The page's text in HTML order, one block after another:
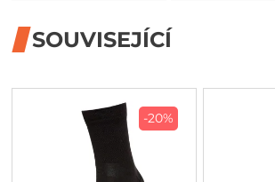
SOUVISEJÍCÍ
-20%